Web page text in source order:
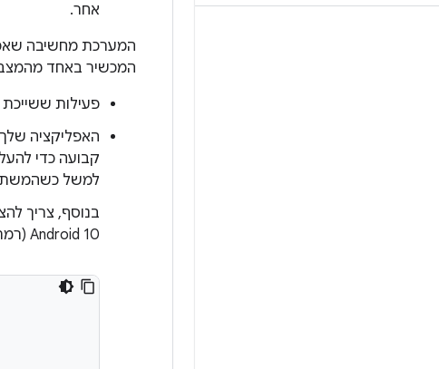
אחר.
המערכת מחשיבה
המכשיר באחד
פעילות
האפליקציה
קבועה כדי
למשל
בנוסף, צריך
Android 10 (רמת API‏ 29) ומעלה, צריך להצהיר על הסוג הזה של השירות שפועל בחזית.